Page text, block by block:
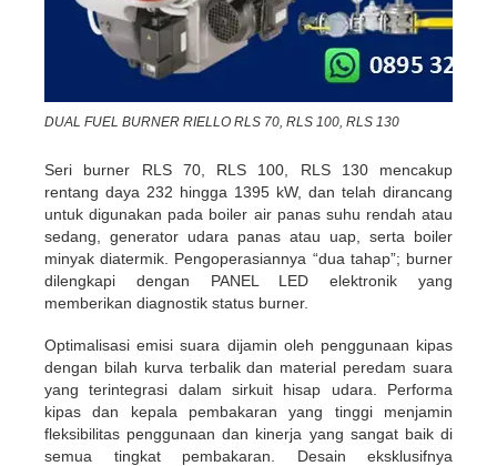
DUAL FUEL BURNER RIELLO RLS 70, RLS 100, RLS 130
Seri burner RLS 70, RLS 100, RLS 130 mencakup
rentang daya 232 hingga 1395 kW, dan telah dirancang
untuk digunakan pada boiler air panas suhu rendah atau
sedang, generator udara panas atau uap, serta boiler
minyak diatermik. Pengoperasiannya “dua tahap”; burner
dilengkapi dengan PANEL LED elektronik yang
memberikan diagnostik status burner.
Optimalisasi emisi suara dijamin oleh penggunaan kipas
dengan bilah kurva terbalik dan material peredam suara
yang terintegrasi dalam sirkuit hisap udara. Performa
kipas dan kepala pembakaran yang tinggi menjamin
fleksibilitas penggunaan dan kinerja yang sangat baik di
semua tingkat pembakaran. Desain eksklusifnya